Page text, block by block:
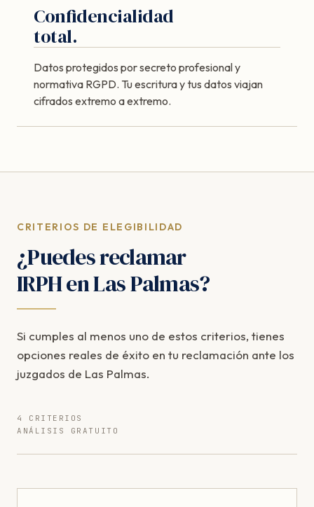
Confidencialidad
total.
Datos protegidos por secreto profesional y
normativa RGPD. Tu escritura y tus datos viajan
cifrados extremo a extremo.
CRITERIOS DE ELEGIBILIDAD
¿Puedes reclamar
IRPH en Las Palmas?
Si cumples al menos uno de estos criterios, tienes
opciones reales de éxito en tu reclamación ante los
juzgados de Las Palmas.
4 CRITERIOS
ANÁLISIS GRATUITO